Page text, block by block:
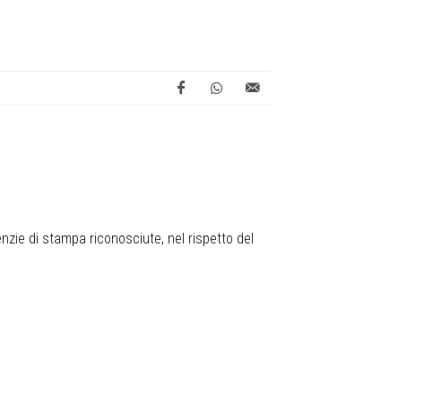
di stampa riconosciute, nel rispetto del